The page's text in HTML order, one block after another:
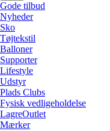
Gode tilbud
Nyheder
Sko
Tøjtekstil
Balloner
Supporter
Lifestyle
Udstyr
Plads Clubs
Fysisk vedligeholdelse
LagreOutlet
Mærker